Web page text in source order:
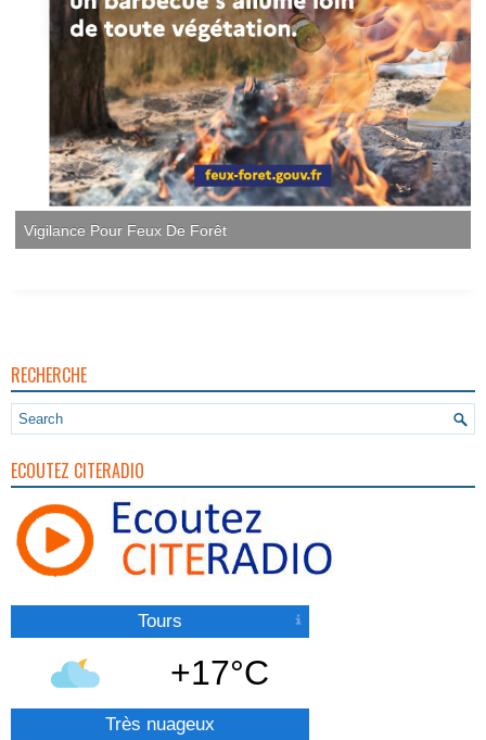
Vigilance Pour Feux De Forêt
RECHERCHE
ECOUTEZ CITERADIO
Tours
+17°C
Très nuageux